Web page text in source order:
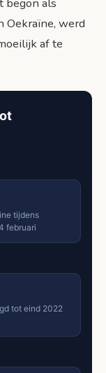
begon als
Oekraïne, werd
af te
tijdens
februari
tot eind 2022